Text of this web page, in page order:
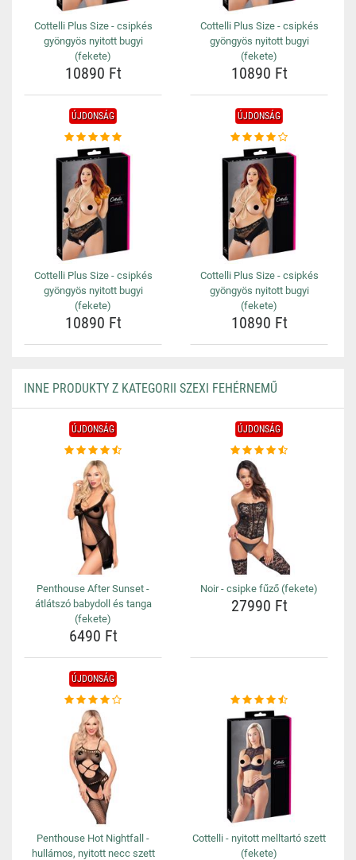
Cottelli Plus Size - csipkés
gyöngyös nyitott bugyi
(fekete)
10890 Ft
Cottelli Plus Size - csipkés
gyöngyös nyitott bugyi
(fekete)
10890 Ft
ÚJDONSÁG
Cottelli Plus Size - csipkés
gyöngyös nyitott bugyi
(fekete)
10890 Ft
ÚJDONSÁG
Cottelli Plus Size - csipkés
gyöngyös nyitott bugyi
(fekete)
10890 Ft
INNE PRODUKTY Z KATEGORII SZEXI FEHÉRNEMŰ
ÚJDONSÁG
Penthouse After Sunset -
átlátszó babydoll és tanga
(fekete)
6490 Ft
ÚJDONSÁG
Noir - csipke fűző (fekete)
27990 Ft
ÚJDONSÁG
Penthouse Hot Nightfall -
hullámos, nyitott necc szett
Cottelli - nyitott melltartó szett
(fekete)